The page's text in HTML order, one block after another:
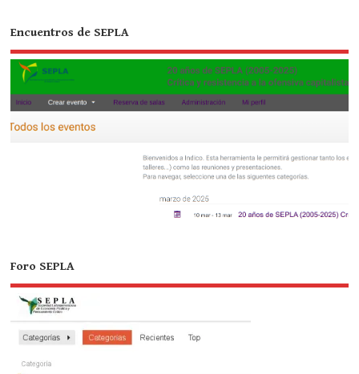
Encuentros de SEPLA
Foro SEPLA